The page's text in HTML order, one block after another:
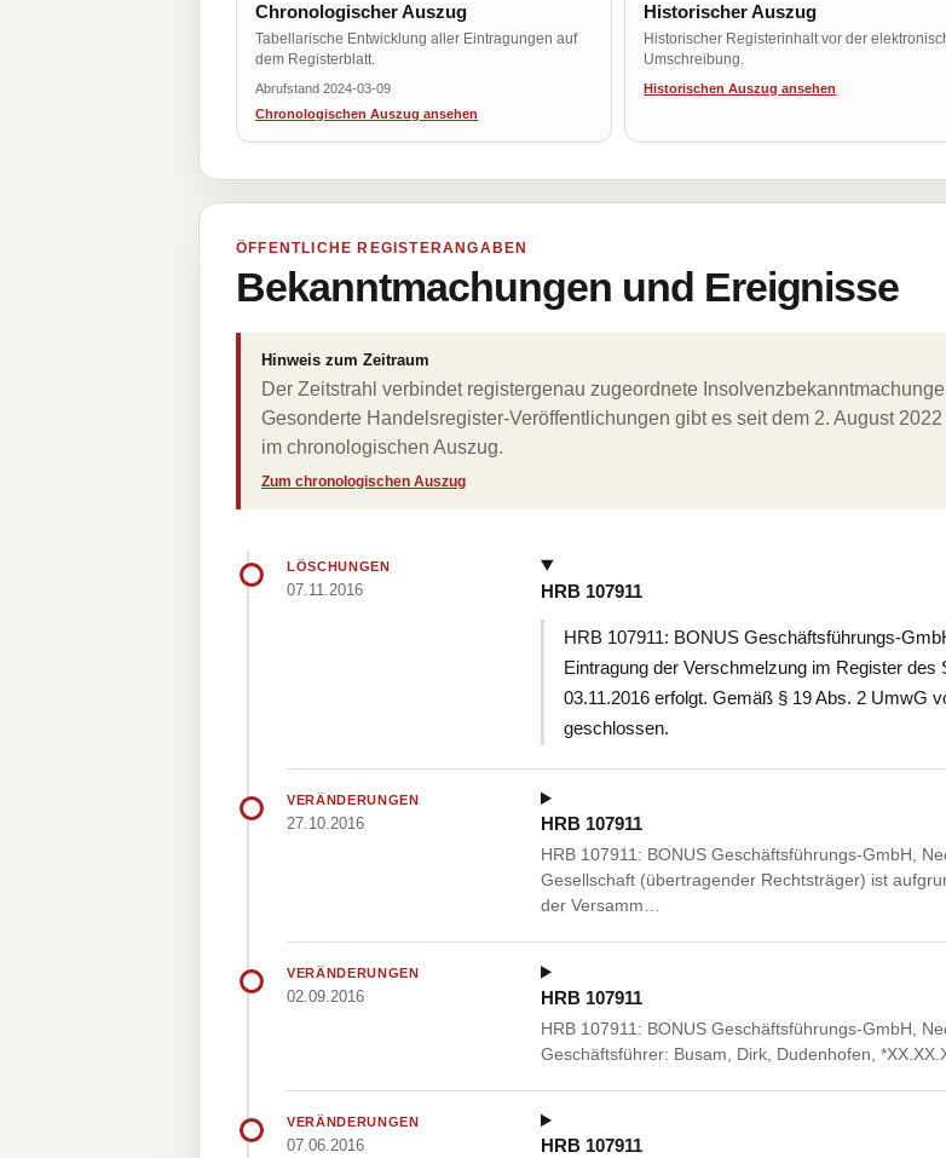
Chronologischer Auszug
Tabellarische Entwicklung aller Eintragungen auf
dem Registerblatt.
Abrufstand 2024-03-09
Chronologischen Auszug ansehen
Historischer Auszug
Historischer Registerinhalt vor der
Umschreibung.
Historischen Auszug ansehen
ÖFFENTLICHE REGISTERANGABEN
Bekanntmachungen und Ereignisse
Hinweis zum Zeitraum
Der Zeitstrahl verbindet registergenau zugeordnete
Gesonderte Handelsregister-Veröffentlichungen gibt es seit dem 2. August
im chronologischen Auszug.
Zum chronologischen Auszug
LÖSCHUNGEN
07.11.2016 HRB 107911
HRB 107911: BONUS Geschäftsführungs-
Eintragung der Verschmelzung im Register
03.11.2016 erfolgt. Gemäß § 19 Abs. 2 UmwG
geschlossen.
VERÄNDERUNGEN
27.10.2016 HRB 107911
HRB 107911: BONUS Geschäftsführungs-GmbH,
Gesellschaft (übertragender Rechtsträger) ist
der Versamm…
VERÄNDERUNGEN
02.09.2016 HRB 107911
HRB 107911: BONUS Geschäftsführungs-GmbH,
Geschäftsführer: Busam, Dirk, Dudenhofen,
VERÄNDERUNGEN
07.06.2016 HRB 107911